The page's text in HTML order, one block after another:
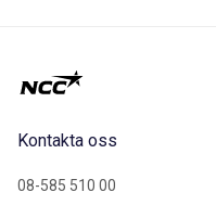
Kontakta oss
08-585 510 00